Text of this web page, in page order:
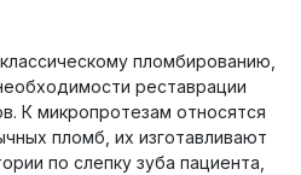
пломбированию,
реставрации
К микропротезам относятся
пломб, их изготавливают
по слепку зуба пациента,